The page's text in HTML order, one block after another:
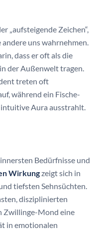
„aufsteigende Zeichen“,
uns wahrnehmen.
dass er oft als die
der Außenwelt tragen.
treten oft
während ein Fische-
Aura ausstrahlt.
Bedürfnisse und
Wirkungzeigt sich in
tiefsten Sehnsüchten.
disziplinierten
Zwillinge-Mond eine
in emotionalen